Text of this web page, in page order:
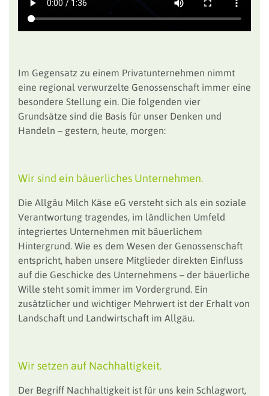
Im Gegensatz zu einem Privatunternehmen nimmt
eine regional verwurzelte Genossenschaft immer eine
besondere Stellung ein. Die folgenden vier
Grundsätze sind die Basis für unser Denken und
Handeln – gestern, heute, morgen:
Wir sind ein bäuerliches Unternehmen.
Die Allgäu Milch Käse eG versteht sich als ein soziale
Verantwortung tragendes, im ländlichen Umfeld
integriertes Unternehmen mit bäuerlichem
Hintergrund. Wie es dem Wesen der Genossenschaft
entspricht, haben unsere Mitglieder direkten Einfluss
auf die Geschicke des Unternehmens – der bäuerliche
Wille steht somit immer im Vordergrund. Ein
zusätzlicher und wichtiger Mehrwert ist der Erhalt von
Landschaft und Landwirtschaft im Allgäu.
Wir setzen auf Nachhaltigkeit.
Der Begriff Nachhaltigkeit ist für uns kein Schlagwort,